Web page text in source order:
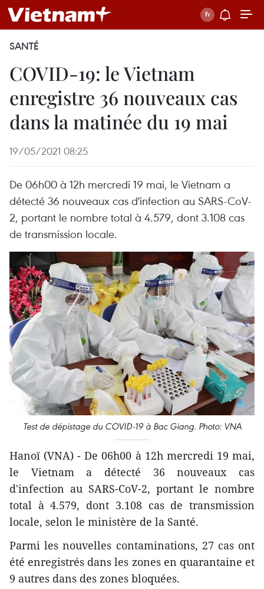
SANTÉ
COVID-19: le Vietnam
enregistre 36 nouveaux cas
dans la matinée du 19 mai
19/05/2021 08:25
De 06h00 à 12h mercredi 19 mai, le Vietnam a
détecté 36 nouveaux cas d'infection au SARS-CoV-
2, portant le nombre total à 4.579, dont 3.108 cas
de transmission locale.
Test de dépistage du COVID-19 à Bac Giang. Photo: VNA
Hanoï (VNA) - De 06h00 à 12h mercredi 19 mai,
le Vietnam a détecté 36 nouveaux cas
d'infection au SARS-CoV-2, portant le nombre
total à 4.579, dont 3.108 cas de transmission
locale, selon le ministère de la Santé.
Parmi les nouvelles contaminations, 27 cas ont
été enregistrés dans les zones en quarantaine et
9 autres dans des zones bloquées.